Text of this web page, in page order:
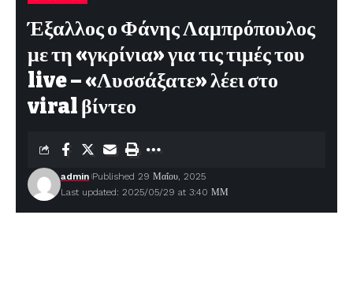
Έξαλλος ο Φάνης Λαμπρόπουλος
με τη «γκρίνια» για τις τιμές του
live – «Λυσσάξατε» λέει στο
viral βίντεο
Last updated: 2025/05/29 at 3:40 ΜΜ
admin Published 29 Μαΐου, 2025